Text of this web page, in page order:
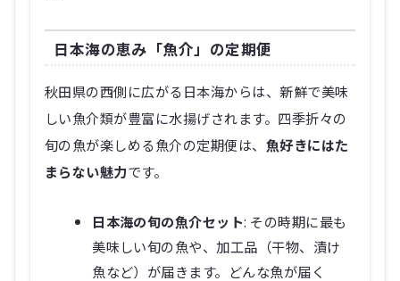
日本海の恵み「魚介」の定期便
秋田県の西側に広がる日本海からは、新鮮で美味
しい魚介類が豊富に水揚げされます。四季折々の
旬の魚が楽しめる魚介の定期便は、 魚好きにはた
まらない魅力です。
日本海の旬の魚介セット: その時期に最も
美味しい旬の魚や、加工品（干物、漬け
魚など）が届きます。どんな魚が届く